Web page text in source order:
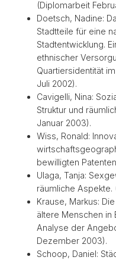
(Diplomarbeit
Doetsch, Nadine:
Stadtteile für eine
Stadtentwicklung.
ethnischer
Quartiersidentität
Juli 2002).
Cavigelli, Nina:
Struktur und
Januar 2003).
Wiss, Ronald:
bewilligten
Ulaga, Tanja:
räumliche Aspekte.
Krause, Markus:
ältere Menschen in
Analyse der
Dezember 2003).
Schoop, Daniel: